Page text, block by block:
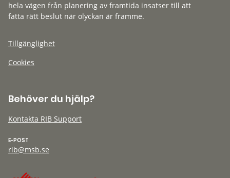
hela vägen från planering av framtida insatser till att
fatta rätt beslut när olyckan är framme.
Tillgänglighet
Cookies
Behöver du hjälp?
Kontakta RIB Support
E-POST
rib@msb.se